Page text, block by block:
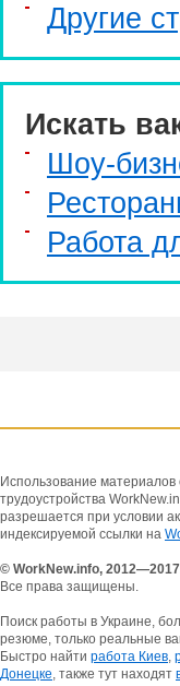
Другие
Искать
Шоу-
Работа
Использование материалов
трудоустройства
разрешается при условии
индексируемой ссылки на
© WorkNew.info,
Все права защищены.
Поиск работы в Украине,
резюме, только реальные
Быстро найти работа Киев,
Донецке, также тут находят